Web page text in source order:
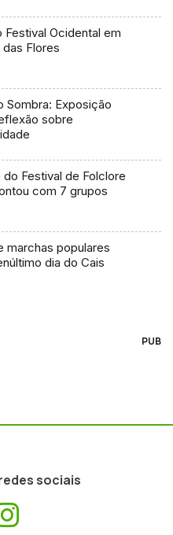
Festival Ocidental em
das Flores
Sombra: Exposição
sobre
do Festival de Folclore
com 7 grupos
marchas populares
dia do Cais
PUB
sociais